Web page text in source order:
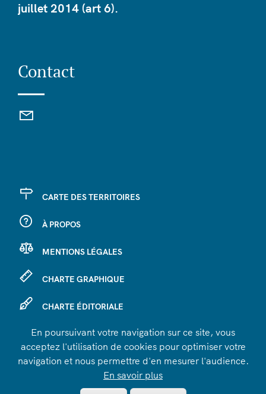
juillet 2014 (art 6).
Contact
CARTE DES TERRITOIRES
À PROPOS
MENTIONS LÉGALES
CHARTE GRAPHIQUE
CHARTE ÉDITORIALE
SE CONNECTER
En poursuivant votre navigation sur ce site, vous
acceptez l'utilisation de cookies pour optimiser votre
navigation et nous permettre d'en mesurer l'audience.
En savoir plus